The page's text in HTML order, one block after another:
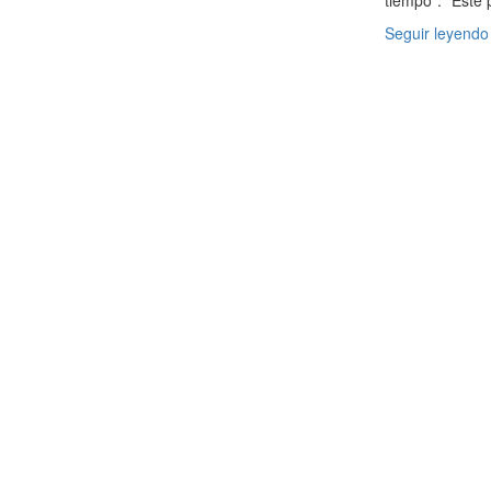
Seguir leyendo